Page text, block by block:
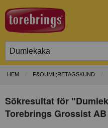
HEM F&OUML;RETAGSKUND
Sökresultat för
Torebrings Grossist AB